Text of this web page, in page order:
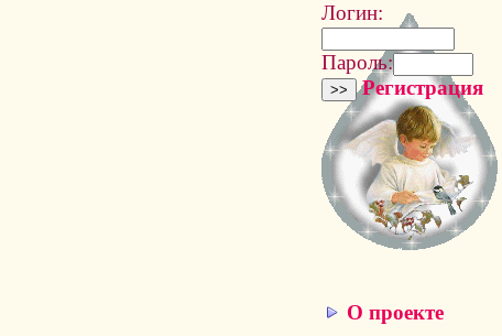
Логин:
Пароль:
Регистрация
О проекте